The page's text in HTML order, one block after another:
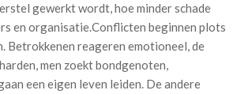
gewerkt wordt, hoe minder schade
en organisatie.Conflicten beginnen plots
Betrokkenen reageren emotioneel, de
men zoekt bondgenoten,
een eigen leven leiden. De andere